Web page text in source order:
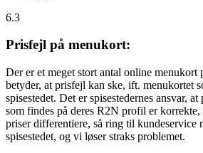
6.3
Prisfejl på menukort:
Der er et meget stort antal online
betyder, at prisfejl kan ske, ift. menukortet
spisestedet. Det er spisestedernes ansvar,
som findes på deres R2N profil er
priser differentiere, så ring til kundeservice
spisestedet, og vi løser straks problemet.